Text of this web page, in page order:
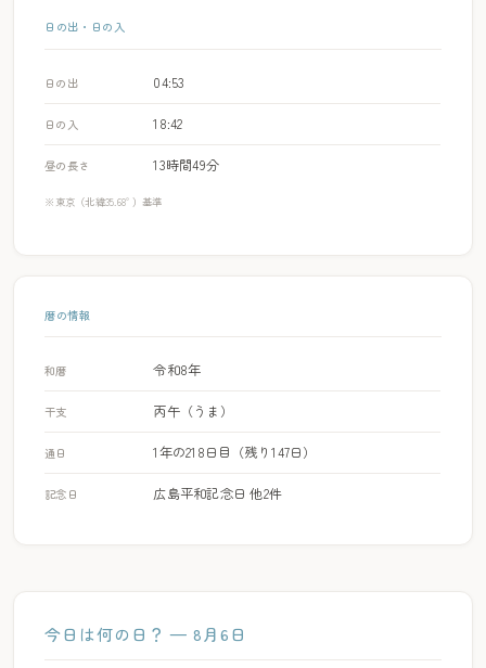
日の出・日の入
日の出 04:53
日の入 18:42
昼の長さ 13時間49分
※東京（北緯35.68°）基準
暦の情報
和暦 令和8年
干支 丙午（うま）
通日 1年の218日目（残り147日）
記念日 広島平和記念日 他2件
今日は何の日？ — 8月6日